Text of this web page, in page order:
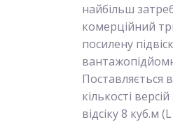
найбільш
комерційний
посилену
Поставляється
кількості
відсіку 8 куб.м